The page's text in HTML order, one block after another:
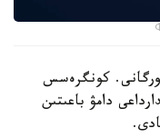
كونگرەسس
دامۋ باعىتىن